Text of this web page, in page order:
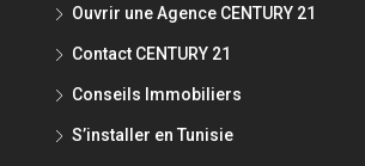
Ouvrir une Agence CENTURY 21
Contact CENTURY 21
Conseils Immobiliers
S’installer en Tunisie